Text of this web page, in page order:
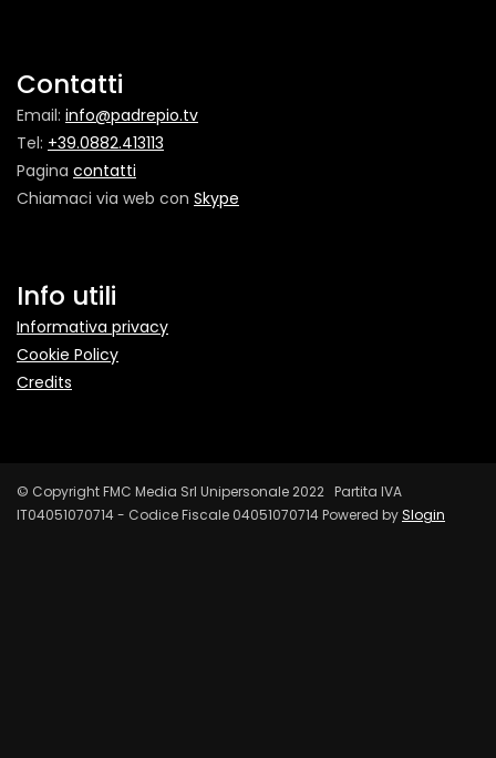
Contatti
Email: info@padrepio.tv
Tel: +39.0882.413113
Pagina contatti
Chiamaci via web con Skype
Info utili
Informativa privacy
Cookie Policy
Credits
© Copyright FMC Media Srl Unipersonale 2022 Partita IVA
IT04051070714 - Codice Fiscale 04051070714 Powered bySlogin